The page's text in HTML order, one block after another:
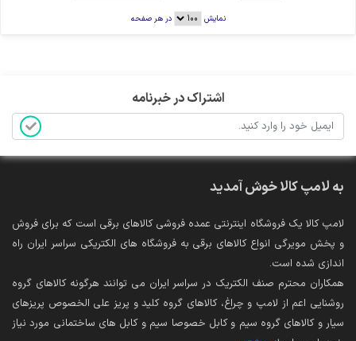
نمایش در هر صفحه
اشتراک در خبرنامه
به لامپ کالا خوش آمدید
لامپ کالا یک فروشگاه اینترنتی عمده فروشی کالاهای برقی است که برای فروش
و پخش مویرگی انواع کالاهای برقی به فروشگاه های الکتریکی سراسر ایران راه
اندازی شده است.
همکاران محترم صنف الکتریک در سراسر ایران می توانند هرگونه کالاهای گروه
روشنایی اعم از لامپ و چراغ، کالاهای گروه کلید و پریز علی الخصوص پریزهای
سیار و کالاهای گروه سیم و کابل خصوصا سیم و کابل های ساختمانی مورد نیاز